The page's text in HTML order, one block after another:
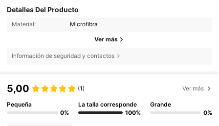
Detalles Del Producto
Material: Microfibra
Ver más
Información de seguridad y contactos
5,00 (1) Ver más
Pequeña
0%
La talla corresponde
100%
Grande
0%